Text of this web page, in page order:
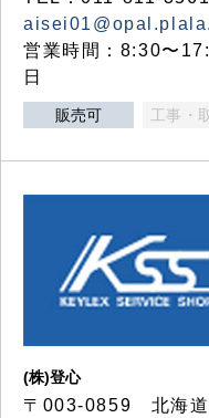
営業時間：8:30〜
日
販売可 工事・
(株)登心
〒003-0859 北海道